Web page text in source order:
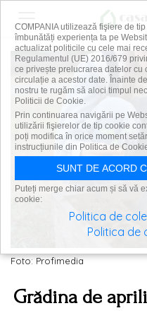
Foto: Profimedia
Grădina de
COMPANIA utilizează fişiere de
îmbunătăți experiența ta pe
actualizat politicile cu cele mai
Regulamentul (UE) 2016/679
ce privește prelucrarea datelor
circulație a acestor date. Înainte
nostru te rugăm să aloci timpul
Politicii de Cookie.
Prin continuarea navigării pe
utilizării fişierelor de tip cookie
poți modifica în orice moment
instrucțiunile din Politica de
SUNT DE ACORD
Puteți merge chiar acum și să vă
cookie:
Politica de
Politica de